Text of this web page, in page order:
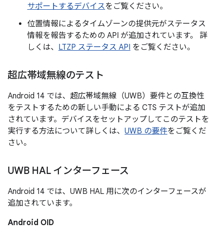
サポートするデバイスをご覧ください。
位置情報によるタイムゾーンの提供元がステータス
情報を報告するための API が追加されています。 詳
しくは、 LTZP ステータス API をご覧ください。
超広帯域無線のテスト
Android 14 では、超広帯域無線（UWB）要件との互換性
をテストするための新しい手動による CTS テストが追加
されています。デバイスをセットアップしてこのテストを
実行する方法について詳しくは、 UWB の要件をご覧くだ
さい。
UWB HAL インターフェース
Android 14 では、UWB HAL 用に次のインターフェースが
追加されています。
Android OID